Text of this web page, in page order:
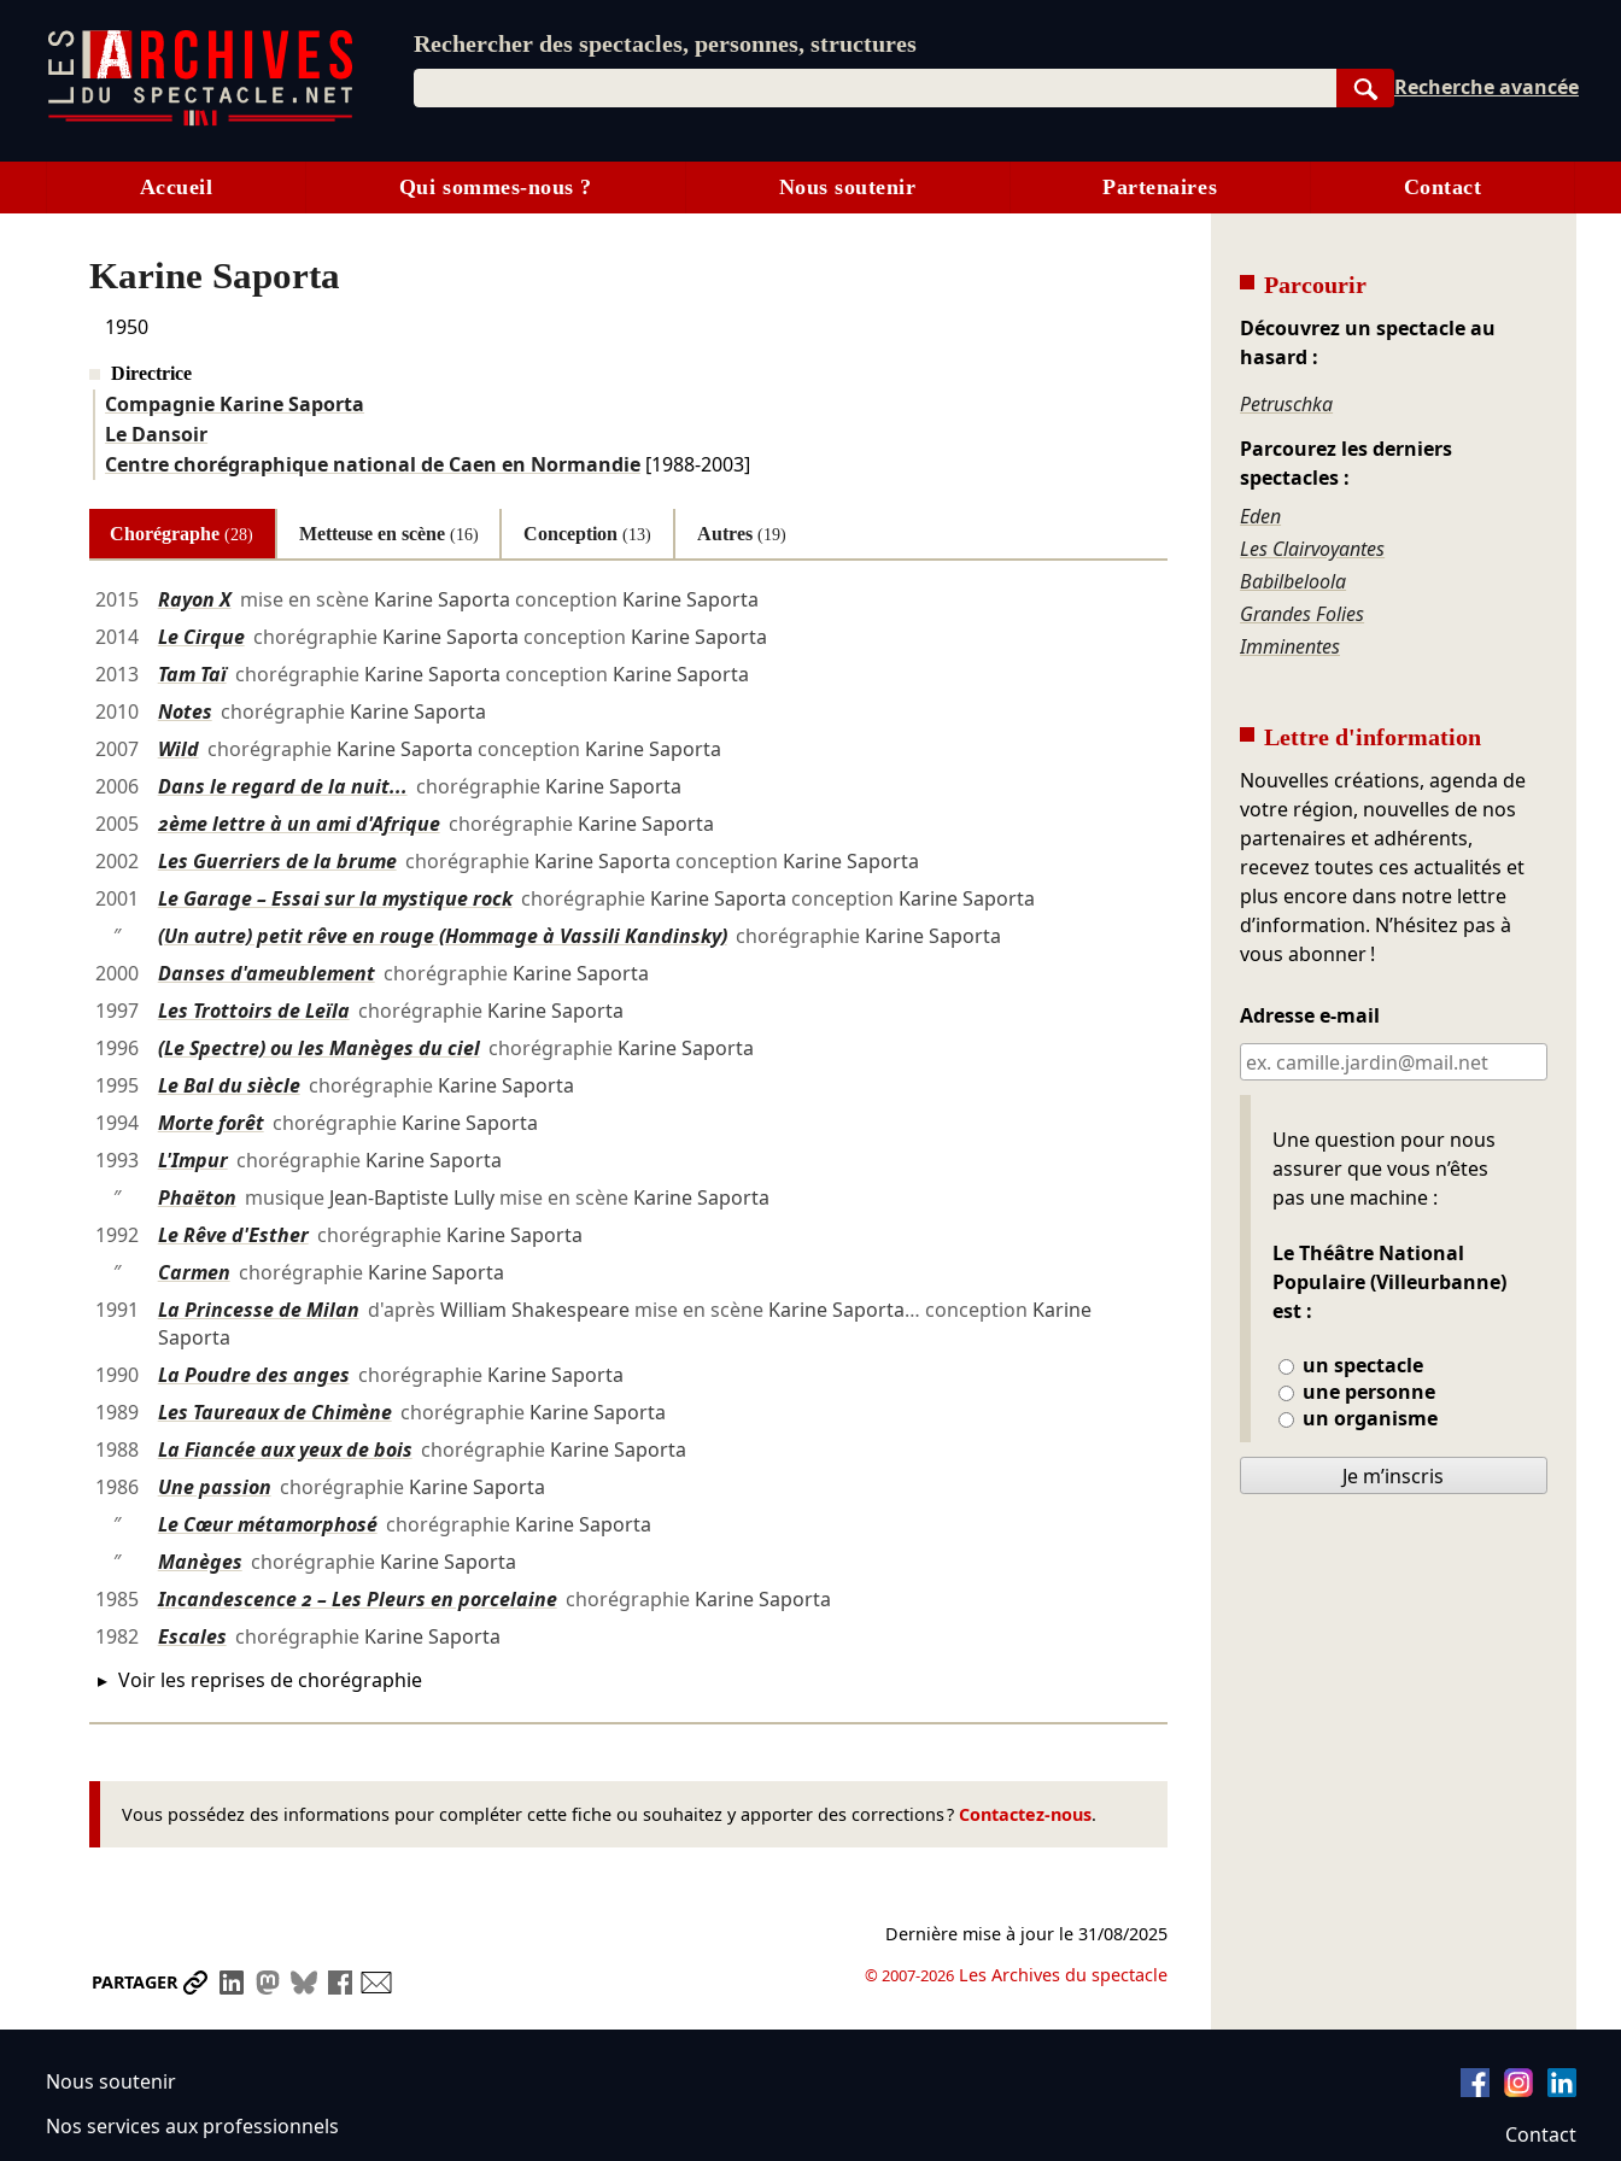
Rechercher des spectacles, personnes, structures
Rechercher
Recherche avancée
Accueil Qui sommes-nous ? Nous soutenir Partenaires Contact
Karine Saporta
1950
Directrice
Compagnie Karine Saporta
Le Dansoir
Centre chorégraphique national de Caen en Normandie [1988-2003]
Chorégraphe(28) Metteuse en scène (16) Conception(13) Autres (19)
2015 Rayon Xmise en scène Karine Saporta conception Karine Saporta
2014
Le Cirquechorégraphie Karine Saporta conception Karine Saporta
2013
Tam Taïchorégraphie Karine Saporta conception Karine Saporta
2010
Notes chorégraphie Karine Saporta
2007
Wildchorégraphie Karine Saporta conception Karine Saporta
2006
Dans le regard de la nuit... chorégraphie Karine Saporta
2005
2ème lettre à un ami d'Afriquechorégraphie Karine Saporta
2002
Les Guerriers de la brumechorégraphie Karine Saporta conception Karine Saporta
2001
Le Garage – Essai sur la mystique rockchorégraphie Karine Saporta conception Karine Saporta
″
(Un autre) petit rêve en rouge (Hommage à Vassili Kandinsky)chorégraphie Karine Saporta
2000
Danses d'ameublementchorégraphie Karine Saporta
1997
Les Trottoirs de Leïlachorégraphie Karine Saporta
1996
(Le Spectre) ou les Manèges du cielchorégraphie Karine Saporta
1995
Le Bal du sièclechorégraphie Karine Saporta
1994
Morte forêtchorégraphie Karine Saporta
1993
L'Impurchorégraphie Karine Saporta
″
Phaëton musique Jean-Baptiste Lullymise en scène Karine Saporta
1992
Le Rêve d'Estherchorégraphie Karine Saporta
″
Carmen chorégraphie Karine Saporta
1991
La Princesse de Milan d'après William Shakespearemise en scène Karine Saporta… conception Karine
Saporta
1990
La Poudre des anges chorégraphie Karine Saporta
1989
Les Taureaux de Chimènechorégraphie Karine Saporta
1988
La Fiancée aux yeux de bois chorégraphie Karine Saporta
1986
Une passion chorégraphie Karine Saporta
″
Le Cœur métamorphoséchorégraphie Karine Saporta
″
Manèges chorégraphie Karine Saporta
1985
Incandescence 2 – Les Pleurs en porcelainechorégraphie Karine Saporta
1982
Escales chorégraphie Karine Saporta
Voir les reprises de chorégraphie
Vous possédez des informations pour compléter cette fiche ou souhaitez y apporter des corrections ? Contactez-nous.
PARTAGER Partager le lien
Partager sur LinkedIn
Partager sur Mastodon
Partager sur Bluesky
Partager sur Facebook
Dernière mise à jour le31/08/2025
© 2007-2026 Les Archives du spectacle
Parcourir
Découvrez un spectacle au
hasard :
Petruschka
Parcourez les derniers
spectacles :
Eden
Les Clairvoyantes
Babilbeloola
Grandes Folies
Imminentes
Lettre d'information
Nouvelles créations, agenda de
votre région, nouvelles de nos
partenaires et adhérents,
recevez toutes ces actualités et
plus encore dans notre lettre
d’information. N’hésitez pas à
vous abonner !
Adresse e-mail
Une question pour nous
assurer que vous n’êtes
pas une machine :
Le Théâtre National
Populaire (Villeurbanne)
est :
un spectacle
une personne
un organisme
Ne pas remplir
Je m’inscris
Nous soutenir
Nos services aux professionnels
Contact